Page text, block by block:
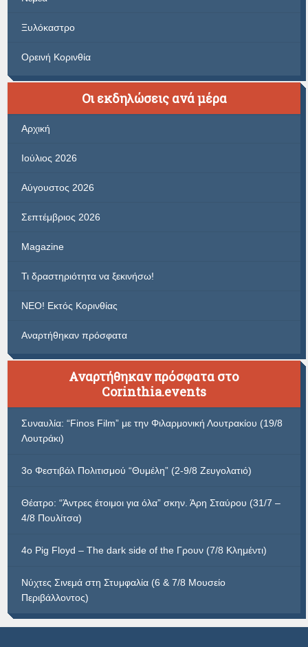
Ξυλόκαστρο
Ορεινή Κορινθία
Οι εκδηλώσεις ανά μέρα
Αρχική
Ιούλιος 2026
Αύγουστος 2026
Σεπτέμβριος 2026
Magazine
Τι δραστηριότητα να ξεκινήσω!
ΝΕΟ! Εκτός Κορινθίας
Αναρτήθηκαν πρόσφατα
Αναρτήθηκαν πρόσφατα στο
Corinthia.events
Συναυλία: “Finos Film” με την Φιλαρμονική Λουτρακίου (19/8
Λουτράκι)
3ο Φεστιβάλ Πολιτισμού “Θυμέλη” (2-9/8 Ζευγολατιό)
Θέατρο: “Άντρες έτοιμοι για όλα” σκην. Άρη Σταύρου (31/7 –
4/8 Πουλίτσα)
4ο Pig Floyd – The dark side of the Γρουν (7/8 Κλημέντι)
Νύχτες Σινεμά στη Στυμφαλία (6 & 7/8 Μουσείο
Περιβάλλοντος)